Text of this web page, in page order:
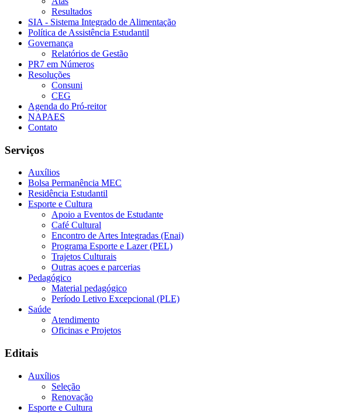
Resultados
SIA - Sistema Integrado de Alimentação
Política de Assistência Estudantil
Governança
Relatórios de Gestão
PR7 em Números
Resoluções
Consuni
CEG
Agenda do Pró-reitor
NAPAES
Contato
Serviços
Auxílios
Bolsa Permanência MEC
Residência Estudantil
Esporte e Cultura
Apoio a Eventos de Estudante
Café Cultural
Encontro de Artes Integradas (Enai)
Programa Esporte e Lazer (PEL)
Trajetos Culturais
Outras açoes e parcerias
Pedagógico
Material pedagógico
Período Letivo Excepcional (PLE)
Saúde
Atendimento
Oficinas e Projetos
Editais
Auxílios
Seleção
Renovação
Esporte e Cultura